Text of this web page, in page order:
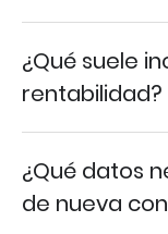
¿Qué suele
rentabilidad?
¿Qué datos
de nueva